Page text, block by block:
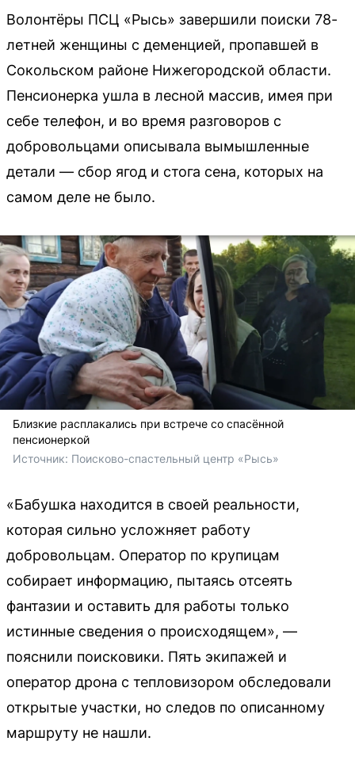
Волонтёры ПСЦ «Рысь» завершили поиски 78-
летней женщины с деменцией, пропавшей в
Сокольском районе Нижегородской области.
Пенсионерка ушла в лесной массив, имея при
себе телефон, и во время разговоров с
добровольцами описывала вымышленные
детали — сбор ягод и стога сена, которых на
самом деле не было.
Близкие расплакались при встрече со спасённой
пенсионеркой
Источник: Поисково-спастельный центр «Рысь»
«Бабушка находится в своей реальности,
которая сильно усложняет работу
добровольцам. Оператор по крупицам
собирает информацию, пытаясь отсеять
фантазии и оставить для работы только
истинные сведения о происходящем», —
пояснили поисковики. Пять экипажей и
оператор дрона с тепловизором обследовали
открытые участки, но следов по описанному
маршруту не нашли.